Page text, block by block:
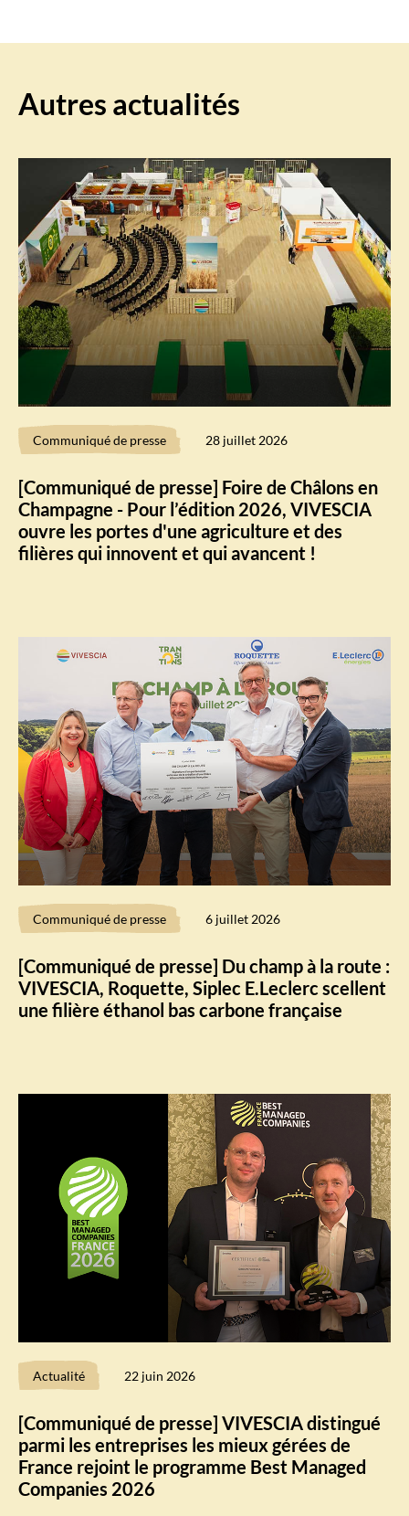
Autres actualités
Communiqué de presse 28 juillet 2026
[Communiqué de presse] Foire de Châlons en
Champagne - Pour l’édition 2026, VIVESCIA
ouvre les portes d'une agriculture et des
filières qui innovent et qui avancent !
Communiqué de presse 6 juillet 2026
[Communiqué de presse] Du champ à la route :
VIVESCIA, Roquette, Siplec E.Leclerc scellent
une filière éthanol bas carbone française
Actualité 22 juin 2026
[Communiqué de presse] VIVESCIA distingué
parmi les entreprises les mieux gérées de
France rejoint le programme Best Managed
Companies 2026